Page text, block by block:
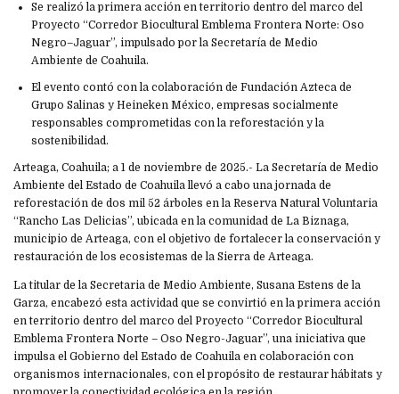
Se realizó la primera acción en territorio dentro del marco del
Proyecto “Corredor Biocultural Emblema Frontera Norte: Oso
Negro–Jaguar”, impulsado por la Secretaría de Medio
Ambiente de Coahuila.
El evento contó con la colaboración de Fundación Azteca de
Grupo Salinas y Heineken México, empresas socialmente
responsables comprometidas con la reforestación y la
sostenibilidad.
Arteaga, Coahuila; a 1 de noviembre de 2025.- La Secretaría de Medio
Ambiente del Estado de Coahuila llevó a cabo una jornada de
reforestación de dos mil 52 árboles en la Reserva Natural Voluntaria
“Rancho Las Delicias”, ubicada en la comunidad de La Biznaga,
municipio de Arteaga, con el objetivo de fortalecer la conservación y
restauración de los ecosistemas de la Sierra de Arteaga.
La titular de la Secretaria de Medio Ambiente, Susana Estens de la
Garza, encabezó esta actividad que se convirtió en la primera acción
en territorio dentro del marco del Proyecto “Corredor Biocultural
Emblema Frontera Norte – Oso Negro-Jaguar”, una iniciativa que
impulsa el Gobierno del Estado de Coahuila en colaboración con
organismos internacionales, con el propósito de restaurar hábitats y